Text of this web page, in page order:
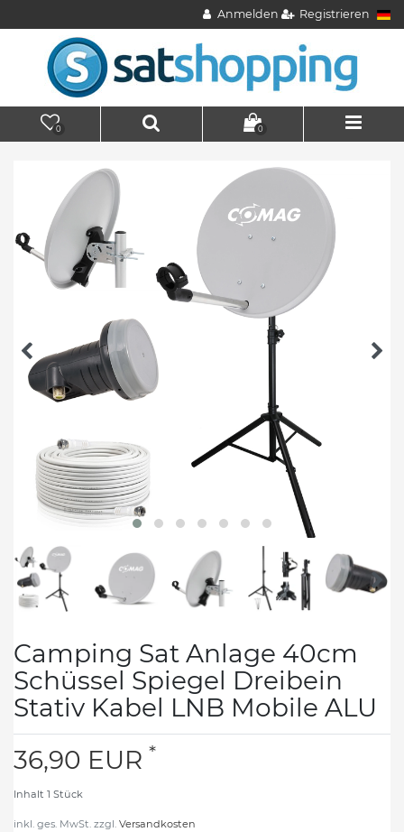
Anmelden Registrieren
0 0
Camping Sat Anlage 40cm
Schüssel Spiegel Dreibein
Stativ Kabel LNB Mobile ALU
36,90 EUR *
Inhalt 1 Stück
inkl. ges. MwSt. zzgl. Versandkosten